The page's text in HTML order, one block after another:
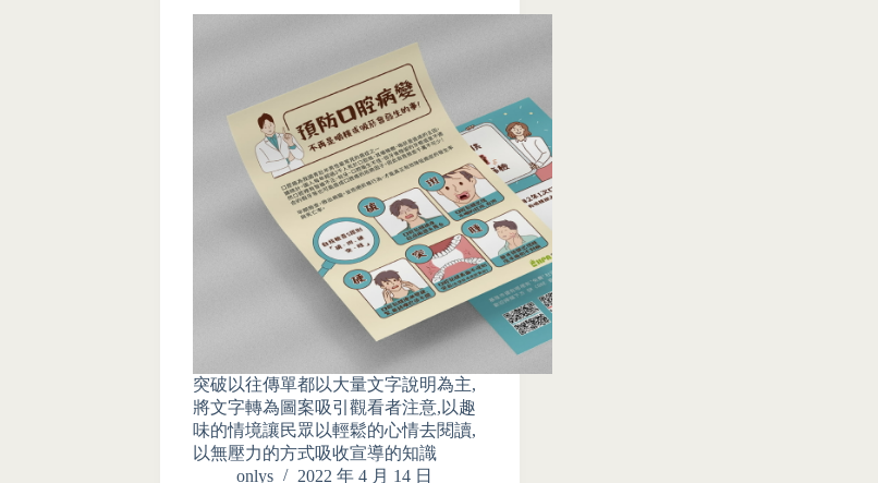
突破以往傳單都以大量文字說明為主,
將文字轉為圖案吸引觀看者注意,以趣
味的情境讓民眾以輕鬆的心情去閱讀,
以無壓力的方式吸收宣導的知識
onlys
2022 年 4 月 14 日